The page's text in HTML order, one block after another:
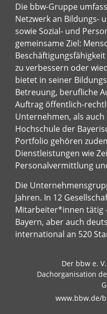
Die bbw-Gruppe
Netzwerk an Bildungs-
sowie Sozial- und
gemeinsame Ziel:
zu verbessern oder
bietet in seiner
Betreuung, berufliche
Auftrag öffentlich-
Unternehmen, als
Hochschule der
Portfolio gehören
Dienstleistungen wie
Personalvermittlung
Die
Jahren. In 12
Mitarbeiter*innen tätig
Bayern, aber auch
international an 520
Der bbw e.
Dachorganisation
www.bbw.de/